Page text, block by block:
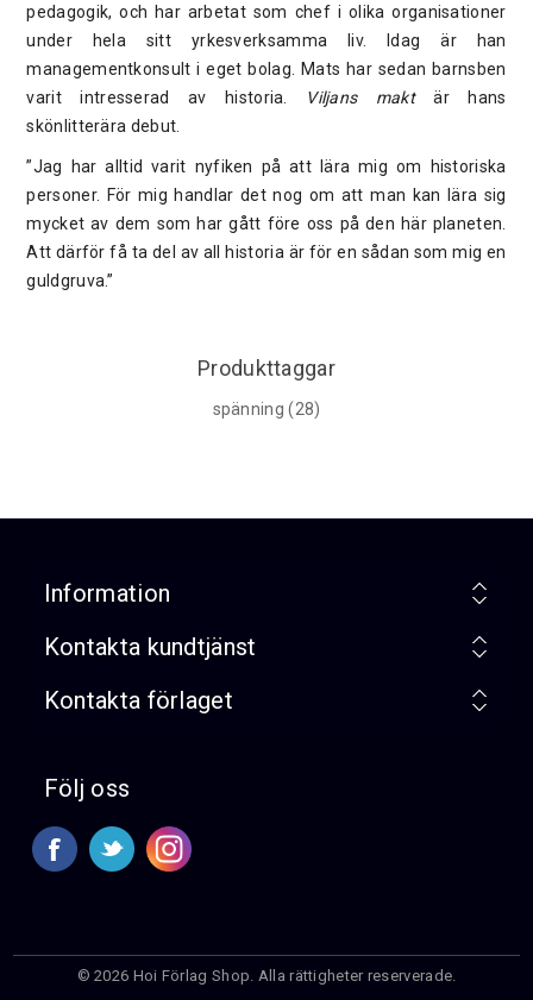
pedagogik, och har arbetat som chef i olika organisationer
under hela sitt yrkesverksamma liv. Idag är han
managementkonsult i eget bolag. Mats har sedan barnsben
varit intresserad av historia.
Viljans maktär hans
skönlitterära debut.
”Jag har alltid varit nyfiken på att lära mig om historiska
personer. För mig handlar det nog om att man kan lära sig
mycket av dem som har gått före oss på den här planeten.
Att därför få ta del av all historia är för en sådan som mig en
guldgruva.”
Produkttaggar
spänning (28)
Information
Kontakta kundtjänst
Kontakta förlaget
Följ oss
© 2026 Hoi Förlag Shop. Alla rättigheter reserverade.